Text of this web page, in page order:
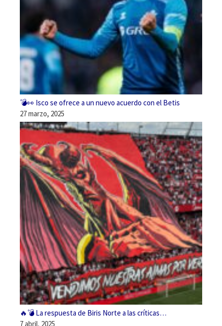
💣👀 Isco se ofrece a un nuevo acuerdo con el Betis
27 marzo, 2025
🔥💣 La respuesta de Biris Norte a las críticas…
7 abril, 2025